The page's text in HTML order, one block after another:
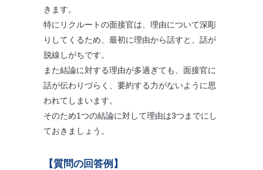
きます。
特にリクルートの面接官は、理由について深彫
りしてくるため、最初に理由から話すと、話が
脱線しがちです。
また結論に対する理由が多過ぎても、面接官に
話が伝わりづらく、要約する力がないように思
われてしまいます。
そのため1つの結論に対して理由は3つまでにし
ておきましょう。
【質問の回答例】